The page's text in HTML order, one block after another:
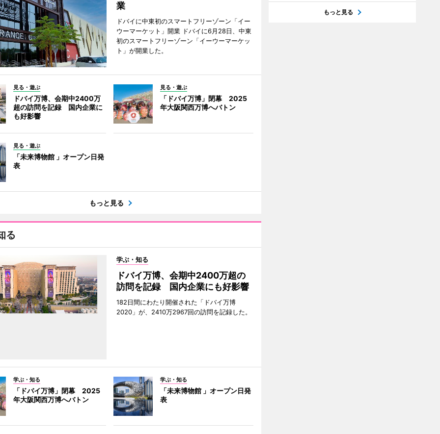
業
ドバイに中東初のスマートフリーゾーン「イー
ウーマーケット」開業 ドバイに6月28日、中東
初のスマートフリーゾーン「イーウーマーケッ
ト」が開業した。
見る・遊ぶ
ドバイ万博、会期中2400万
超の訪問を記録 国内企業に
も好影響
見る・遊ぶ
「ドバイ万博」閉幕 2025
年大阪関西万博へバトン
見る・遊ぶ
「未来博物館 」オープン日発
表
もっと見る
る
学ぶ・知る
ドバイ万博、会期中2400万超の
訪問を記録 国内企業にも好影響
182日間にわたり開催された「ドバイ万博
2020」が、2410万2967回の訪問を記録した。
学ぶ・知る
「ドバイ万博」閉幕 2025
年大阪関西万博へバトン
学ぶ・知る
「未来博物館 」オープン日発
表
もっと見る